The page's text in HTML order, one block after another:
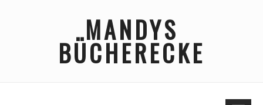
MANDYS
BÜCHERECKE